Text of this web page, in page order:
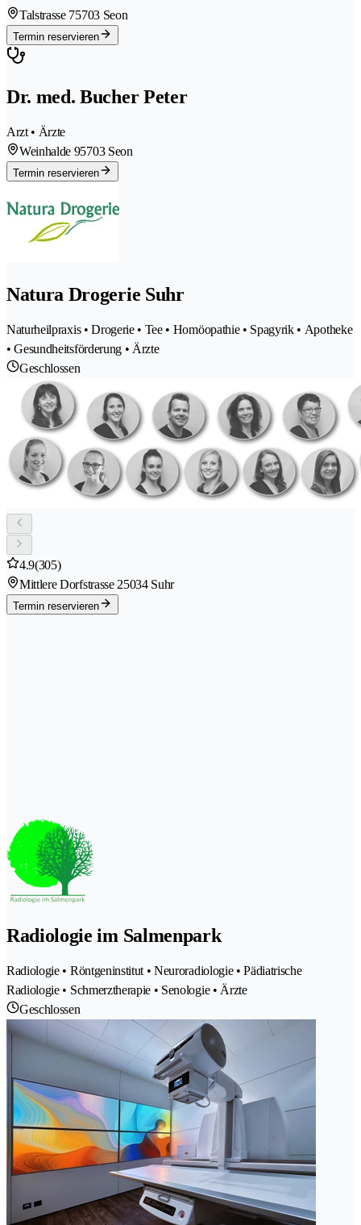
Talstrasse 75703 Seon
Termin reservieren
Dr. med. Bucher Peter
Arzt • Ärzte
Weinhalde 95703 Seon
Termin reservieren
Natura Drogerie Suhr
Naturheilpraxis • Drogerie • Tee • Homöopathie • Spagyrik • Apotheke
• Gesundheitsförderung • Ärzte
Geschlossen
4.9(305)
Mittlere Dorfstrasse 25034 Suhr
Termin reservieren
Radiologie im Salmenpark
Radiologie • Röntgeninstitut • Neuroradiologie • Pädiatrische
Radiologie • Schmerztherapie • Senologie • Ärzte
Geschlossen